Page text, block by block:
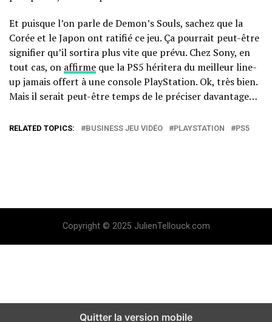
Et puisque l’on parle de Demon’s Souls, sachez que la
Corée et le Japon ont ratifié ce jeu. Ça pourrait peut-être
signifier qu’il sortira plus vite que prévu. Chez Sony, en
tout cas, on affirme que la PS5 héritera du meilleur line-
up jamais offert à une console PlayStation. Ok, très bien.
Mais il serait peut-être temps de le préciser davantage…
RELATED TOPICS: BUSINESS JEU VIDÉO PLAYSTATION PS5
Copyright © 2025 JulienTellouck.com
Quitter la version mobile